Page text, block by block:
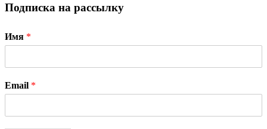
Подписка на рассылку
Имя *
Email *